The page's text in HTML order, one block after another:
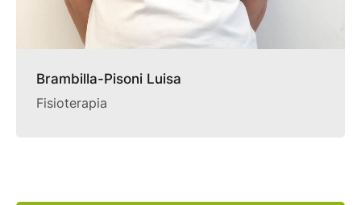
Brambilla-Pisoni Luisa
Fisioterapia